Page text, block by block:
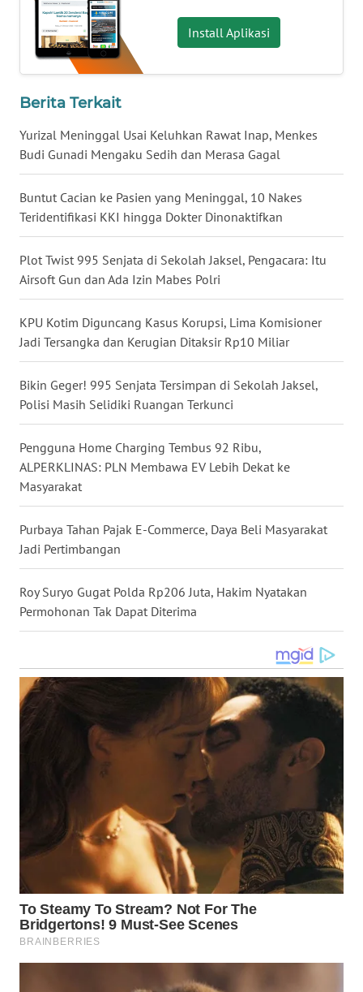
Install Aplikasi
Berita Terkait
Yurizal Meninggal Usai Keluhkan Rawat Inap, Menkes
Budi Gunadi Mengaku Sedih dan Merasa Gagal
Buntut Cacian ke Pasien yang Meninggal, 10 Nakes
Teridentifikasi KKI hingga Dokter Dinonaktifkan
Plot Twist 995 Senjata di Sekolah Jaksel, Pengacara: Itu
Airsoft Gun dan Ada Izin Mabes Polri
KPU Kotim Diguncang Kasus Korupsi, Lima Komisioner
Jadi Tersangka dan Kerugian Ditaksir Rp10 Miliar
Bikin Geger! 995 Senjata Tersimpan di Sekolah Jaksel,
Polisi Masih Selidiki Ruangan Terkunci
Pengguna Home Charging Tembus 92 Ribu,
ALPERKLINAS: PLN Membawa EV Lebih Dekat ke
Masyarakat
Purbaya Tahan Pajak E-Commerce, Daya Beli Masyarakat
Jadi Pertimbangan
Roy Suryo Gugat Polda Rp206 Juta, Hakim Nyatakan
Permohonan Tak Dapat Diterima
WN
BABEL
SUMBAR
WN
SUMSEL
WN
BENGKULU
WN
LAMPUNG
WN
JATENG
WN
NUSANTARA
WN
JOGJA
WN
WN
KALTENG
KALTIM
WN
SULSEL